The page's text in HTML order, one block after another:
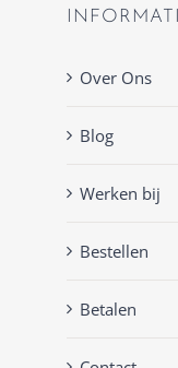
Over Ons
Blog
Werken bij
Bestellen
Betalen